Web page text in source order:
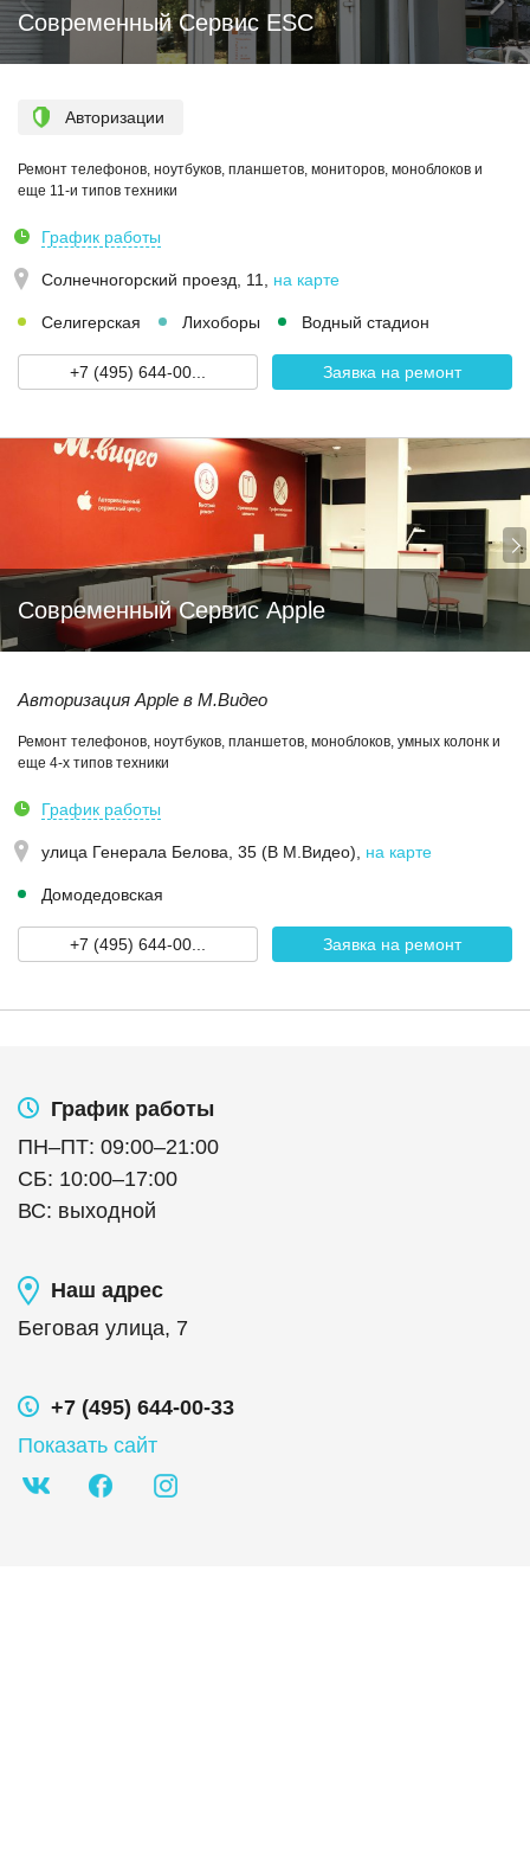
Современный Сервис ESC
Авторизации
Ремонт телефонов, ноутбуков, планшетов, мониторов, моноблоков и
еще 11-и типов техники
График работы
Солнечногорский проезд, 11 на карте
Селигерская Лихоборы Водный стадион
+7 (495) 644-00... Заявка на ремонт
Современный Сервис Apple
Авторизация Apple в М.Видео
Ремонт телефонов, ноутбуков, планшетов, моноблоков, умных колонк и
еще 4-х типов техники
График работы
улица Генерала Белова, 35 (В М.Видео) на карте
Домодедовская
+7 (495) 644-00... Заявка на ремонт
График работы
ПН–ПТ: 09:00–21:00
СБ: 10:00–17:00
ВС: выходной
Наш адрес
Беговая улица, 7
+7 (495) 644-00-33
Показать сайт